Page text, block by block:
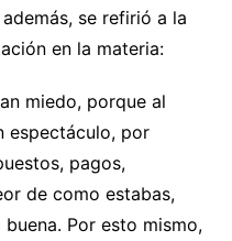
se refirió a la
en la materia:
miedo, porque al
espectáculo, por
pagos,
de como estabas,
Por esto mismo,